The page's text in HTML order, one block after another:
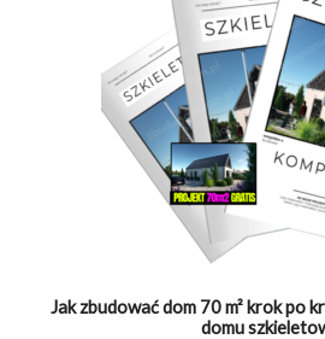
Jak zbudować dom 70 m² krok po
domu